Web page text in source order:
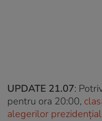
UPDATE 21.07:
pentru ora 20:00,
alegerilor